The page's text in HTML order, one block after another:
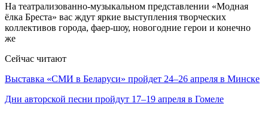
На театрализованно-музыкальном представлении «Модная
ёлка Бреста» вас ждут яркие выступления творческих
коллективов города, фаер-шоу, новогодние герои и конечно
же
Сейчас читают
Выставка «СМИ в Беларуси» пройдет 24–26 апреля в Минске
Дни авторской песни пройдут 17–19 апреля в Гомеле